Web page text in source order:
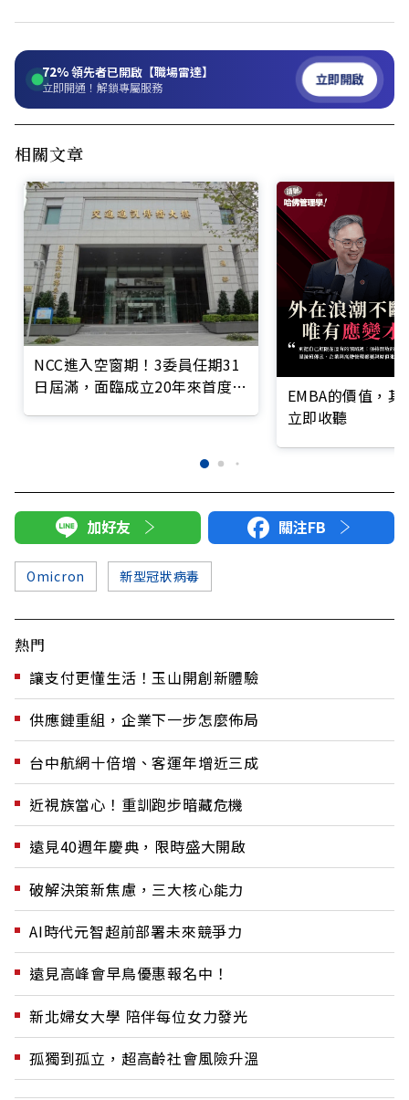
72%領先者已開啟【職場雷達】
立即開通！解鎖專屬服務 立即開啟
相關文章
NCC進入空窗期！3委員任期31
日屆滿，面臨成立20年來首度無
EMBA的價值，
立即收聽
加好友 關注FB
Omicron 新型冠狀病毒
熱門
讓支付更懂生活！玉山開創新體驗
供應鏈重組，企業下一步怎麼佈局
台中航網十倍增、客運年增近三成
近視族當心！重訓跑步暗藏危機
遠見40週年慶典，限時盛大開啟
破解決策新焦慮，三大核心能力
AI時代元智超前部署未來競爭力
遠見高峰會早鳥優惠報名中！
新北婦女大學 陪伴每位女力發光
孤獨到孤立，超高齡社會風險升溫